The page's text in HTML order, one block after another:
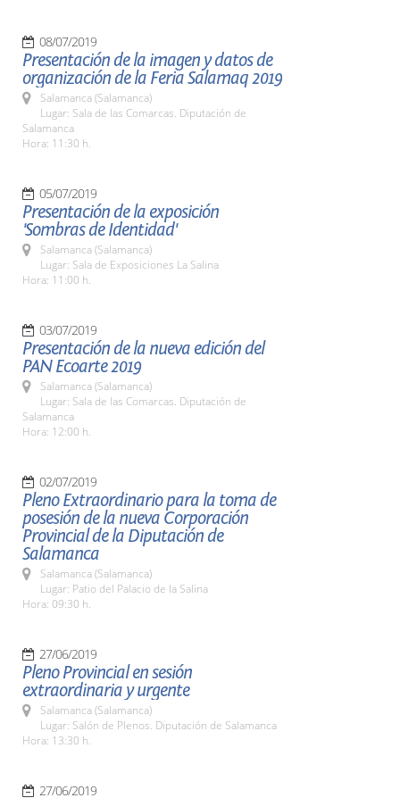
08/07/2019
Presentación de la imagen y datos de
organización de la Feria Salamaq 2019
Salamanca (Salamanca)
Lugar: Sala de las Comarcas. Diputación de
Salamanca
Hora: 11:30 h.
05/07/2019
Presentación de la exposición
'Sombras de Identidad'
Salamanca (Salamanca)
Lugar: Sala de Exposiciones La Salina
Hora: 11:00 h.
03/07/2019
Presentación de la nueva edición del
PAN Ecoarte 2019
Salamanca (Salamanca)
Lugar: Sala de las Comarcas. Diputación de
Salamanca
Hora: 12:00 h.
02/07/2019
Pleno Extraordinario para la toma de
posesión de la nueva Corporación
Provincial de la Diputación de
Salamanca
Salamanca (Salamanca)
Lugar: Patio del Palacio de la Salina
Hora: 09:30 h.
27/06/2019
Pleno Provincial en sesión
extraordinaria y urgente
Salamanca (Salamanca)
Lugar: Salón de Plenos. Diputación de Salamanca
Hora: 13:30 h.
27/06/2019